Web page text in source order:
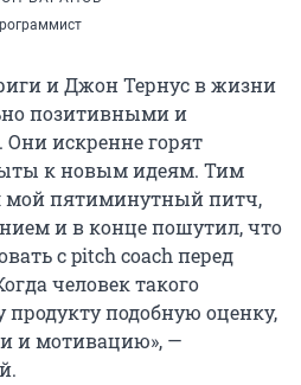
и Джон Тернус в жизни
позитивными и
искренне горят
к новым идеям. Тим
мой пятиминутный питч,
и в конце пошутил, что
с pitch coach перед
человек такого
продукту подобную оценку,
и мотивацию», —